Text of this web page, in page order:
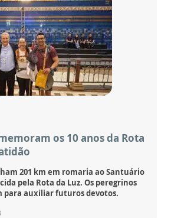
os 10 anos da Rota
201 km em romaria ao Santuário
pela Rota da Luz. Os peregrinos
para auxiliar futuros devotos.